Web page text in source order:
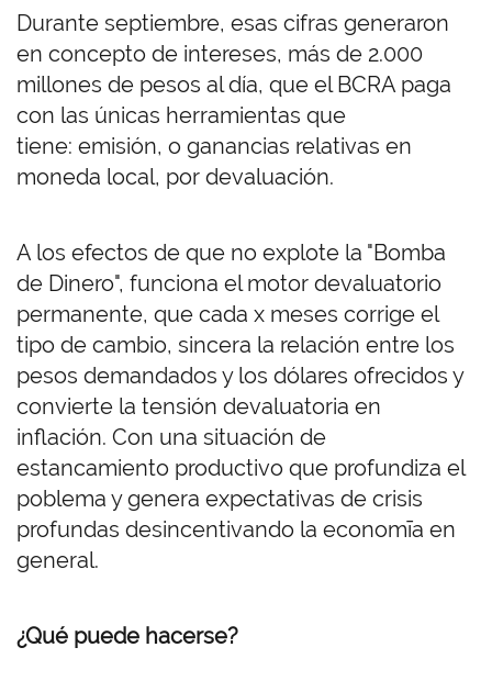
Durante septiembre, esas cifras generaron
en concepto de intereses, más de 2.000
millones de pesos al día, que el BCRA paga
con las únicas herramientas que
tiene: emisión, o ganancias relativas en
moneda local, por devaluación.
A los efectos de que no explote la "Bomba
de Dinero", funciona el motor devaluatorio
permanente, que cada x meses corrige el
tipo de cambio, sincera la relación entre los
pesos demandados y los dólares ofrecidos y
convierte la tensión devaluatoria en
inflación. Con una situación de
estancamiento productivo que profundiza el
poblema y genera expectativas de crisis
profundas desincentivando la economīa en
general.
¿Qué puede hacerse?